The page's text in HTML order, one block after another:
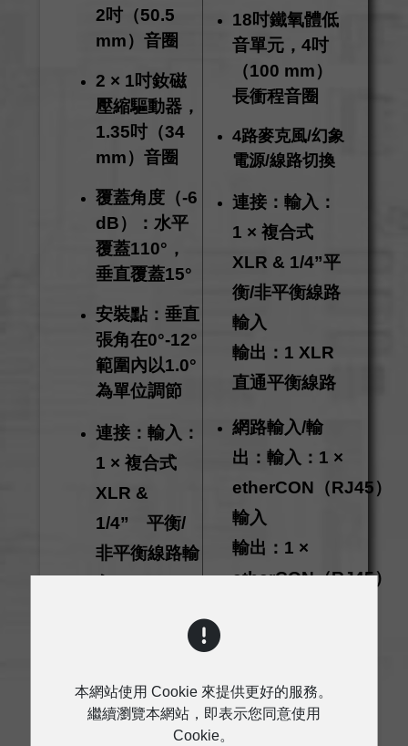
2吋（50.5
mm）音圈
2 × 1吋釹磁
壓縮驅動器，
1.35吋（34
mm）音圈
覆蓋角度（-6
dB）：水平
覆蓋110°，
垂直覆蓋15°
安裝點：垂直
張角在0°-12°
範圍內以1.0°
為單位調節
連接：輸入：
1 × 複合式
XLR &
1/4” 平衡/
非平衡線路輸
直通平衡線路
網路輸入/輸
出：輸入：1
18吋鐵氧體低
音單元，4吋
（100 mm）
長衝程音圈
4路麥克風/幻象
電源/線路切換
連接：輸入：
1 × 複合式
XLR & 1/4”平
衡/非平衡線路
輸入
輸出：1 XLR
直通平衡線路
網路輸入/輸
出：輸入：1 ×
etherCON（RJ45）
輸入
輸出：1 ×
etherCON（RJ45）
本網站使用 Cookie 來提供更好的服務。
繼續瀏覽本網站，即表示您同意使用
Cookie。